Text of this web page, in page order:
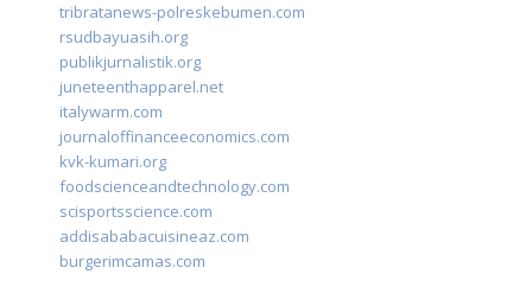
tribratanews-polreskebumen.com
rsudbayuasih.org
publikjurnalistik.org
juneteenthapparel.net
italywarm.com
journaloffinanceeconomics.com
kvk-kumari.org
foodscienceandtechnology.com
scisportsscience.com
addisababacuisineaz.com
burgerimcamas.com